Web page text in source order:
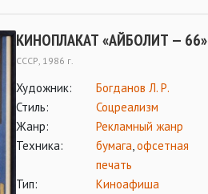
КИНОПЛАКАТ «АЙБОЛИТ — 66»
СССР, 1986 г.
Художник:
Богданов Л. Р.
Стиль:
Соцреализм
Жанр:
Рекламный жанр
Техника:
бумага офсетная
печать
Тип:
Киноафиша